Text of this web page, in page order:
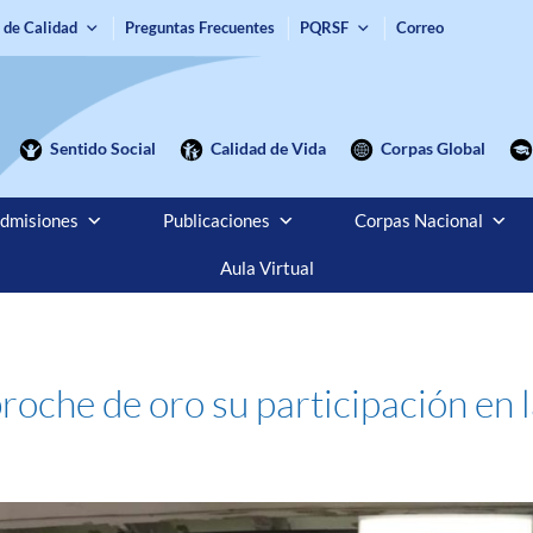
de Calidad Preguntas Frecuentes PQRSF Correo
Sentido Social Calidad de Vida Corpas Global
Publicaciones Corpas Nacional
Aula Virtual
de oro su participación